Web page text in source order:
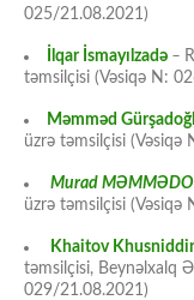
025/21.08.2021)
İlqar İsmayılzadə –
təmsilçisi (Vəsiqə N:
Məmməd
üzrə təmsilçisi (Vəsiqə
Murad
üzrə təmsilçisi (Vəsiqə
Khaitov
təmsilçisi, Beynəlxalq
029/21.08.2021)